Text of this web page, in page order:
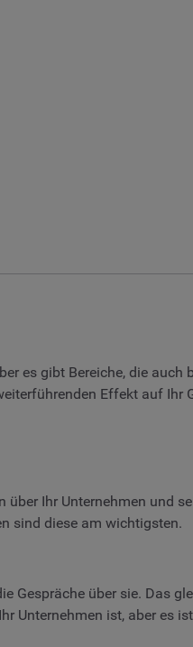
es gibt Bereiche, die
Effekt auf Ihr
Ihr Unternehmen und
sind diese am wichtigsten.
Gespräche über sie. Das
Unternehmen ist, aber es